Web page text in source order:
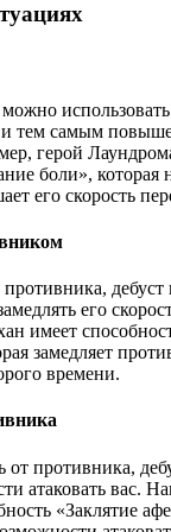
и тем самым
герой
боли», которая
его скорость
дебуст
его
имеет
замедляет
времени.
противника,
атаковать вас.
«Заклятие